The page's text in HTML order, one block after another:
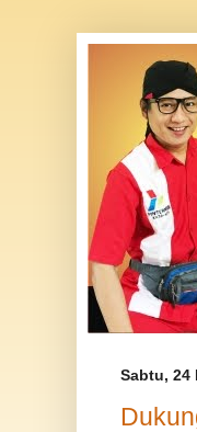
Sabtu, 24